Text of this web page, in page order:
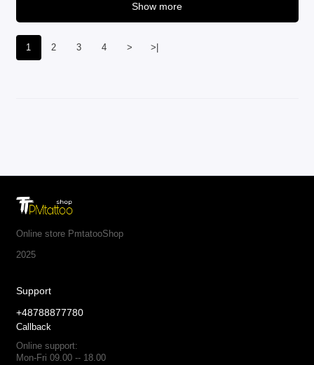
1 2 3 4 > >|
Show more
Online store PmtatooShop
2025
Support
+48788877780
Callback
Online support:
Mon-Fri 09.00 -- 18.00